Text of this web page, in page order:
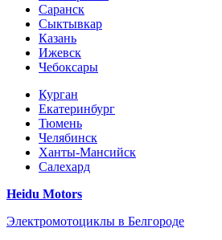
Саранск
Сыктывкар
Казань
Ижевск
Чебоксары
Курган
Екатеринбург
Тюмень
Челябинск
Ханты-Мансийск
Салехард
Heidu Motors
Электромотоциклы в Белгороде